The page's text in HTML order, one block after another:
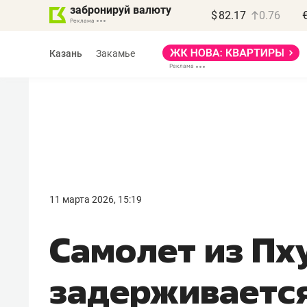
забронируй валюту $ 82.17 0.76
Казань Закамье
11 марта 2026, 15:19
Самолет из
правил, бизнес может
потерять минимум